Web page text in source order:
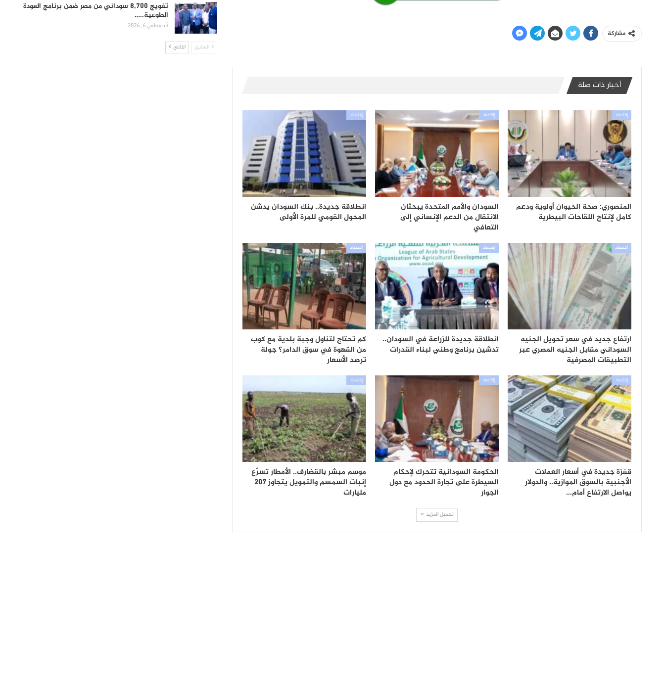
مشاركة
أخبار ذات صلة
إقتصاد
المنصوري: صحة الحيوان أولوية ودعم
كامل لإنتاج اللقاحات البيطرية
إقتصاد
السودان والأمم المتحدة يبحثان
الانتقال من الدعم الإنساني إلى
التعافي
إقتصاد
انطلاقة جديدة.. بنك السودان يدشن
المحول القومي للمرة الأولى
إقتصاد
ارتفاع جديد في سعر تحويل الجنيه
السوداني مقابل الجنيه المصري عبر
التطبيقات المصرفية
إقتصاد
انطلاقة جديدة للزراعة في السودان..
تدشين برنامج وطني لبناء القدرات
إقتصاد
كم تحتاج لتناول وجبة بلدية مع كوب
من القهوة في سوق الدامر؟ جولة
ترصد الأسعار
إقتصاد
قفزة جديدة في أسعار العملات
الأجنبية بالسوق الموازية.. والدولار
يواصل الارتفاع أمام…
إقتصاد
الحكومة السودانية تتحرك لإحكام
السيطرة على تجارة الحدود مع دول
الجوار
إقتصاد
موسم مبشر بالقضارف.. الأمطار تسرّع
إنبات السمسم والتمويل يتجاوز 207
مليارات
تحميل المزيد
تفويج 8,700 سوداني من مصر ضمن برنامج العودة
الطوعية..…
أغسطس 6, 2026
السابق التالي